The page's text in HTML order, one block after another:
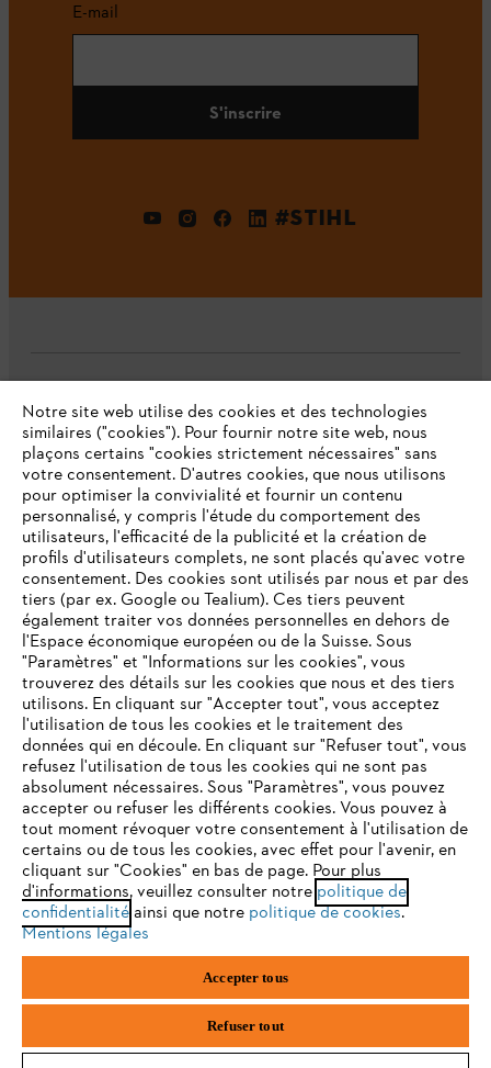
E-mail
S'inscrire
#STIHL
L'Entreprise
Questions fréquentes
Service
Politique de protection des données
Mentions légales Cookies
Informations juridiques
STIHL VERTRIEBS AG, 8617 Mönchaltorf
VOTRE NAVIGATEUR INTERNET
N'EST PLUS PRIS EN CHARGE
Vous utilisez un navigateur Internet que nous ne prenons plus
en charge, et certaines fonctionnalités de notre site ne
peuvent fonctionner correctement. Pour une utilisation
optimale de notre site, nous vous recommandons de passer à
l'un des navigateurs suivants :
firefox chrome
Notre site web utilise des cookies et des technologies
similaires ("cookies"). Pour fournir notre site web, nous
plaçons certains "cookies strictement nécessaires" sans
votre consentement. D'autres cookies, que nous utilisons
pour optimiser la convivialité et fournir un contenu
personnalisé, y compris l'étude du comportement des
utilisateurs, l'efficacité de la publicité et la création de
profils d'utilisateurs complets, ne sont placés qu'avec votre
consentement. Des cookies sont utilisés par nous et par des
tiers (par ex. Google ou Tealium). Ces tiers peuvent
également traiter vos données personnelles en dehors de
l'Espace économique européen ou de la Suisse. Sous
"Paramètres" et "Informations sur les cookies", vous
trouverez des détails sur les cookies que nous et des tiers
utilisons. En cliquant sur "Accepter tout", vous acceptez
l'utilisation de tous les cookies et le traitement des
données qui en découle. En cliquant sur "Refuser tout", vous
refusez l'utilisation de tous les cookies qui ne sont pas
absolument nécessaires. Sous "Paramètres", vous pouvez
accepter ou refuser les différents cookies. Vous pouvez à
tout moment révoquer votre consentement à l'utilisation de
certains ou de tous les cookies, avec effet pour l'avenir, en
cliquant sur "Cookies" en bas de page. Pour plus
d'informations, veuillez consulter notre politique de
confidentialitéainsi que notre politique de cookies.
Mentions légales
Accepter tous
Refuser tout